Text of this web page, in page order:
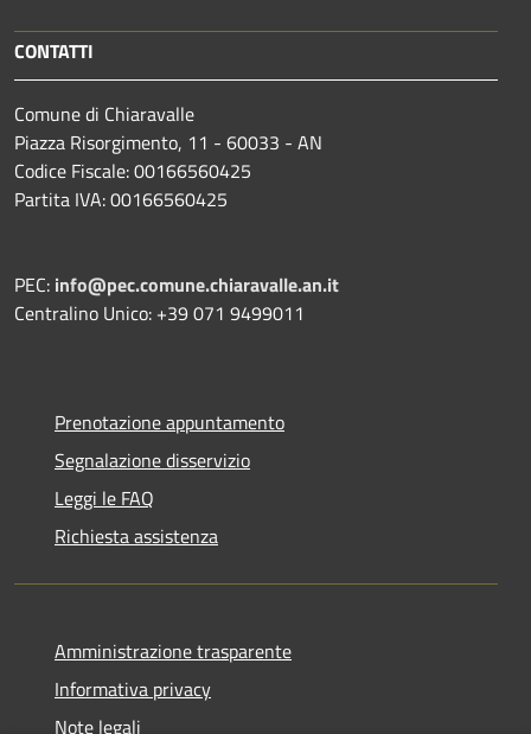
CONTATTI
Comune di Chiaravalle
Piazza Risorgimento, 11 - 60033 - AN
Codice Fiscale: 00166560425
Partita IVA: 00166560425
PEC: info@pec.comune.chiaravalle.an.it
Centralino Unico: +39 071 9499011
Prenotazione appuntamento
Segnalazione disservizio
Leggi le FAQ
Richiesta assistenza
Amministrazione trasparente
Informativa privacy
Note legali